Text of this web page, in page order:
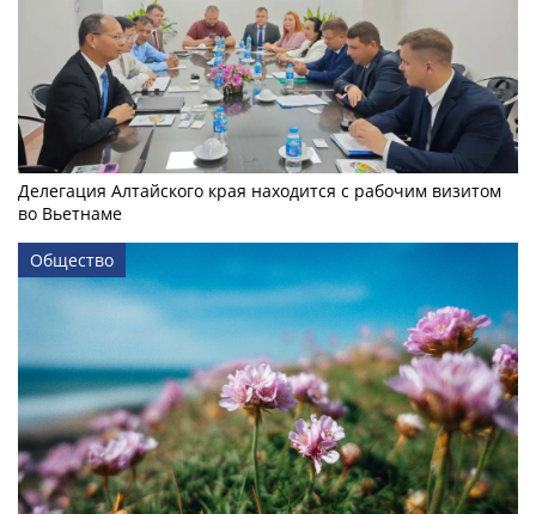
Делегация Алтайского края находится с рабочим визитом
во Вьетнаме
Общество